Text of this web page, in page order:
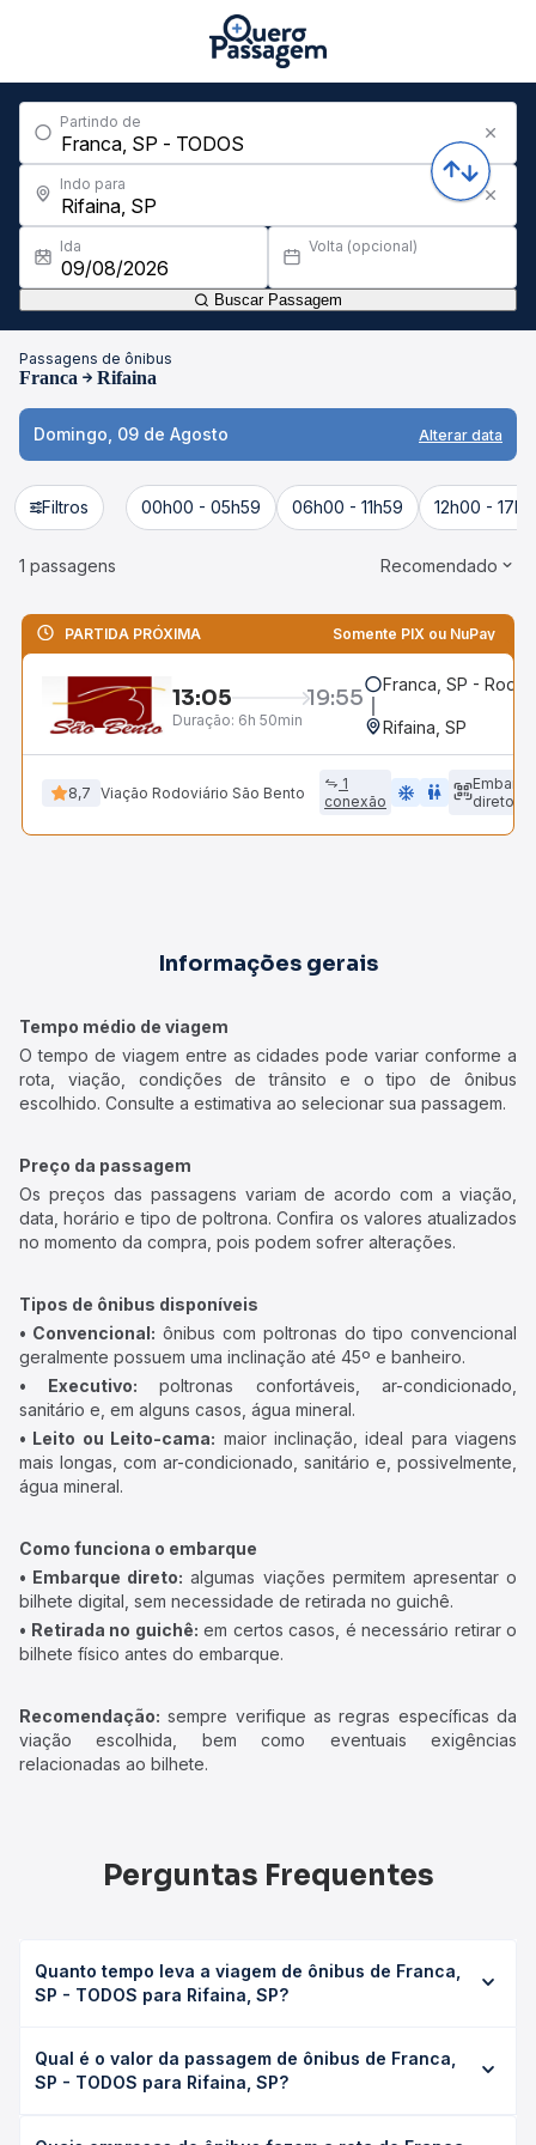
Partindo de
Indo para
Ida Volta (opcional)
Buscar Passagem
Passagens de ônibus
Franca Rifaina
Domingo, 09 de Agosto Alterar data
Filtros 00h00 - 05h59 06h00 - 11h59 12h00 -
1 passagens Recomendado
PARTIDA PRÓXIMA Somente PIX ou NuPay
13:05 19:55
Duração: 6h 50min
Franca, SP -
Rifaina, SP
8,7 Viação Rodoviário São Bento
1
conexão
ac_unit wc
direto
Informações gerais
Tempo médio de viagem
O tempo de viagem entre as cidades pode variar conforme a
rota, viação, condições de trânsito e o tipo de ônibus
escolhido. Consulte a estimativa ao selecionar sua passagem.
Preço da passagem
Os preços das passagens variam de acordo com a viação,
data, horário e tipo de poltrona. Confira os valores atualizados
no momento da compra, pois podem sofrer alterações.
Tipos de ônibus disponíveis
• Convencional: ônibus com poltronas do tipo convencional
geralmente possuem uma inclinação até 45º e banheiro.
• Executivo: poltronas confortáveis, ar-condicionado,
sanitário e, em alguns casos, água mineral.
• Leito ou Leito-cama: maior inclinação, ideal para viagens
mais longas, com ar-condicionado, sanitário e, possivelmente,
água mineral.
Como funciona o embarque
• Embarque direto: algumas viações permitem apresentar o
bilhete digital, sem necessidade de retirada no guichê.
• Retirada no guichê: em certos casos, é necessário retirar o
bilhete físico antes do embarque.
Recomendação: sempre verifique as regras específicas da
viação escolhida, bem como eventuais exigências
relacionadas ao bilhete.
Perguntas Frequentes
Quanto tempo leva a viagem de ônibus de Franca,
SP - TODOS para Rifaina, SP?
SP leva em média 0 horas, podendo variar conforme a
viação, o tipo de serviço (convencional, executivo ou
Qual é o valor da passagem de ônibus de Franca,
SP - TODOS para Rifaina, SP?